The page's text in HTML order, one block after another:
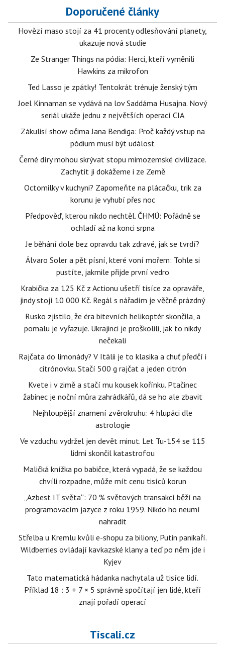
Doporučené články
Hovězí maso stojí za 41 procenty odlesňování planety,
ukazuje nová studie
Ze Stranger Things na pódia: Herci, kteří vyměnili
Hawkins za mikrofon
Ted Lasso je zpátky! Tentokrát trénuje ženský tým
Joel Kinnaman se vydává na lov Saddáma Husajna. Nový
seriál ukáže jednu z největších operací CIA
Zákulisí show očima Jana Bendiga: Proč každý vstup na
pódium musí být událost
Černé díry mohou skrývat stopu mimozemské civilizace.
Zachytit ji dokážeme i ze Země
Octomilky v kuchyni? Zapomeňte na plácačku, trik za
korunu je vyhubí přes noc
Předpověď, kterou nikdo nechtěl. ČHMÚ: Pořádně se
ochladí až na konci srpna
Je běhání dole bez opravdu tak zdravé, jak se tvrdí?
Álvaro Soler a pět písní, které voní mořem: Tohle si
pustíte, jakmile přijde první vedro
Krabička za 125 Kč z Actionu ušetří tisíce za opraváře,
jindy stojí 10 000 Kč. Regál s nářadím je věčně prázdný
Rusko zjistilo, že éra bitevních helikoptér skončila, a
pomalu je vyřazuje. Ukrajinci je proškolili, jak to nikdy
nečekali
Rajčata do limonády? V Itálii je to klasika a chuť předčí i
citrónovku. Stačí 500 g rajčat a jeden citrón
Kvete i v zimě a stačí mu kousek kořínku. Ptačinec
žabinec je noční můra zahrádkářů, dá se ho ale zbavit
Nejhloupější znamení zvěrokruhu: 4 hlupáci dle
astrologie
Ve vzduchu vydržel jen devět minut. Let Tu-154 se 115
lidmi skončil katastrofou
Maličká knížka po babičce, která vypadá, že se každou
chvíli rozpadne, může mít cenu tisíců korun
„Azbest IT světa“: 70 % světových transakcí běží na
programovacím jazyce z roku 1959. Nikdo ho neumí
nahradit
Střelba u Kremlu kvůli e-shopu za biliony, Putin panikaří.
Wildberries ovládají kavkazské klany a teď po něm jde i
Kyjev
Tato matematická hádanka nachytala už tisíce lidí.
Příklad 18 : 3 + 7 × 5 správně spočítají jen lidé, kteří
znají pořadí operací
Tiscali.cz